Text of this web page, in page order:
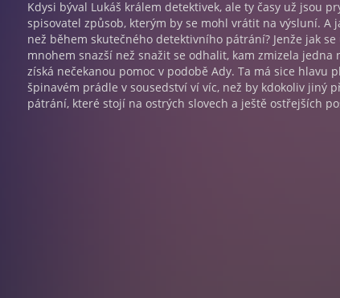
Kdysi býval Lukáš králem detektivek, ale ty časy už jsou
spisovatel způsob, kterým by se mohl vrátit na výsluní. A
než během skutečného detektivního pátrání? Jenže jak
mnohem snazší než snažit se odhalit, kam zmizela jedna
získá nečekanou pomoc v podobě Ady. Ta má sice hlavu
špinavém prádle v sousedství ví víc, než by kdokoliv jiný
pátrání, které stojí na ostrých slovech a ještě ostřejších
zjistí, že dobrý spisovatel nutně nemusí být dobrý